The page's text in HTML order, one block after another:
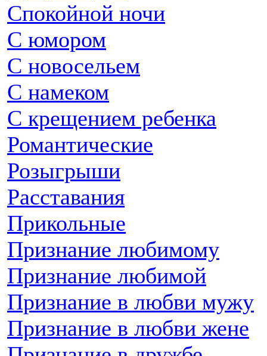
Спокойной ночи
С юмором
С новосельем
С намеком
С крещением ребенка
Романтические
Розыгрыши
Расставания
Прикольные
Признание любимому
Признание любимой
Признание в любви мужу
Признание в любви жене